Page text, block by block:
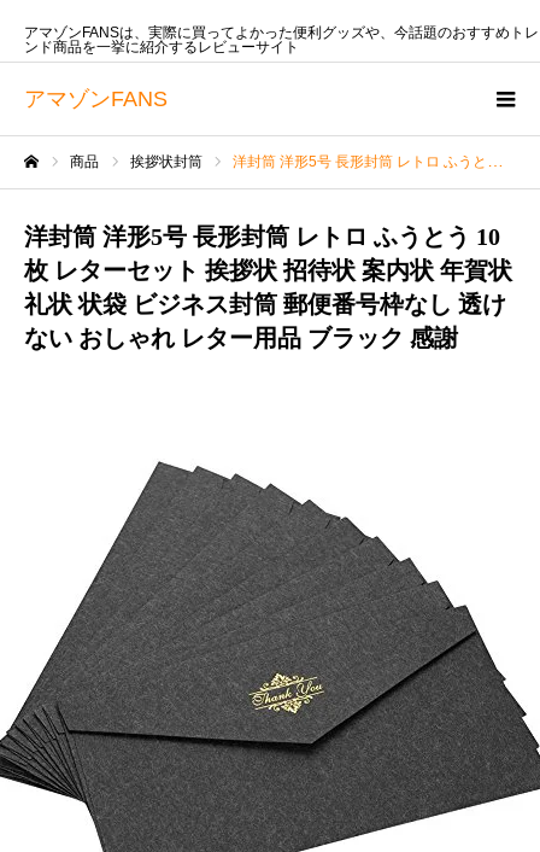
アマゾンFANS
アマゾンFANSは、実際に買ってよかった便利グッズや、今話題のおすすめトレ
ンド商品を一挙に紹介するレビューサイト
商品 挨拶状封筒 洋封筒 洋形5号 長形封筒 レトロ ふうとう 10枚 レターセット 挨拶状 招待状 案内状 年賀状 礼状 状袋 ビジネス封筒 郵便番号枠なし 透けない おしゃれ レター用品 ブラック 感謝
洋封筒 洋形5号 長形封筒 レトロ ふうとう 10
枚 レターセット 挨拶状 招待状 案内状 年賀状
礼状 状袋 ビジネス封筒 郵便番号枠なし 透け
ない おしゃれ レター用品 ブラック 感謝